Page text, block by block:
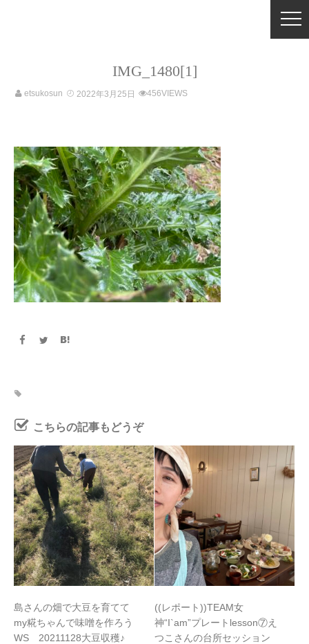
IMG_1480[1]
etsukosun 2022年3月25日 456VIEWS
こちらの記事もどうぞ
島さんの畑で大豆を育てて
my糀ちゃんで味噌を作ろう
WS 20211128大豆収穫♪
((レポート))TEAM女
神“I`am”プレートlesson⑦え
つこさんの台所セッション